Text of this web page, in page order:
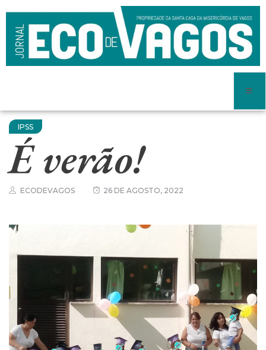
IPSS
É verão!
ECODEVAGOS 26 DE AGOSTO, 2022